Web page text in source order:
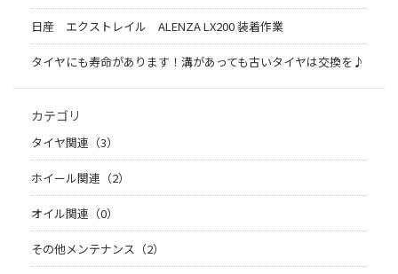
日産 エクストレイル ALENZA LX200 装着作業
タイヤにも寿命があります！溝があっても古いタイヤは交換を♪
カテゴリ
タイヤ関連（3）
ホイール関連（2）
オイル関連（0）
その他メンテナンス（2）